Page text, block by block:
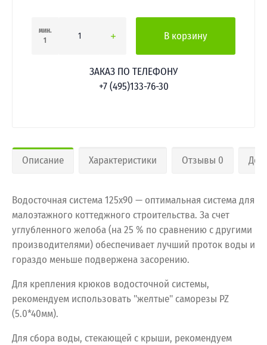
мин.
1
В корзину
ЗАКАЗ ПО ТЕЛЕФОНУ
+7 (495)133-76-30
Описание Характеристики Отзывы 0
Водосточная система 125х90 — оптимальная система для
малоэтажного коттеджного строительства. За счет
углубленного желоба (на 25 % по сравнению с другими
производителями) обеспечивает лучший проток воды и
гораздо меньше подвержена засорению.
Для крепления крюков водосточной системы,
рекомендуем использовать "желтые" саморезы PZ
(5.0*40мм).
Для сбора воды, стекающей с крыши, рекомендуем